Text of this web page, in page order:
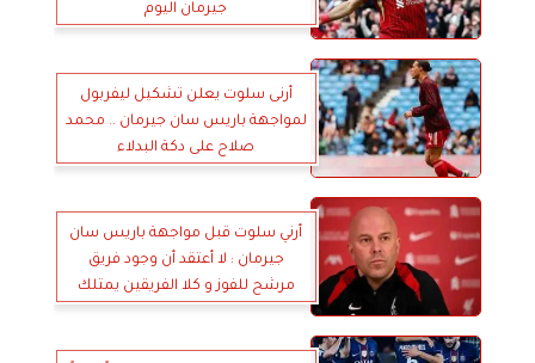
جيرمان اليوم
أرنى سلوت يعلن تشكيل ليفربول
لمواجهة باريس سان جيرمان .. محمد
صلاح على دكة البدلاء
أرني سلوت قبل مواجهة باريس سان
جيرمان : لا أعتقد أن وجود فريق
مرشح للفوز و كلا الفريقين يمتلك